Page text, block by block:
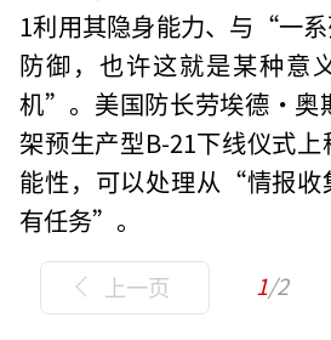
1利用其隐身能力、与“一
防御，也许这就是某种意
机”。美国防长劳埃德•奥
架预生产型B-21下线仪式
能性，可以处理从“情报收
有任务”。
上一页 1/2